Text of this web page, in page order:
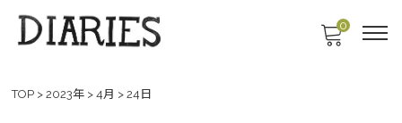
0
TOP > 2023年 > 4月 > 24日